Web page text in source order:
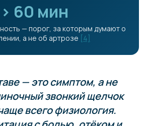
> 60 мин
— порог, за которым думают о
а не об артрозе [4]
— это симптом, а не
звонкий щелчок
всего физиология.